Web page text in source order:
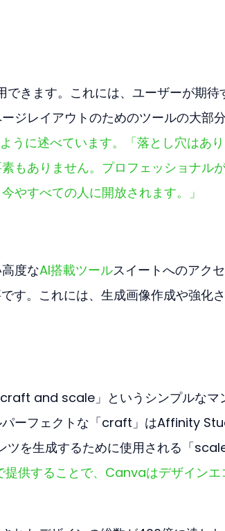
きます。これには、ユーザーが期待
ジレイアウトのためのツールの大部
に述べています。「落とし穴はあ
もありません。プロフェッショナル
やすべての人に開放されます。」
度なAI搭載ツールスイートへのアク
す。これには、生成画像作成や強化
and scale」というシンプルなマ
パーフェクトな「craft」はAffinity
を生成するために使用される「
提供することで、Canvaはデザインエ